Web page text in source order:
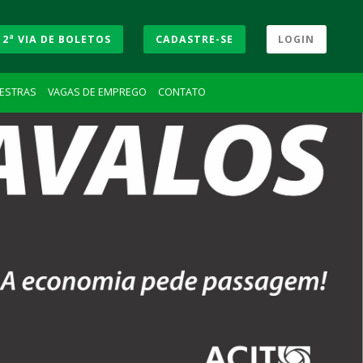
2ª VIA DE BOLETOS CADASTRE-SE LOGIN
VAGAS DE EMPREGO CONTATO